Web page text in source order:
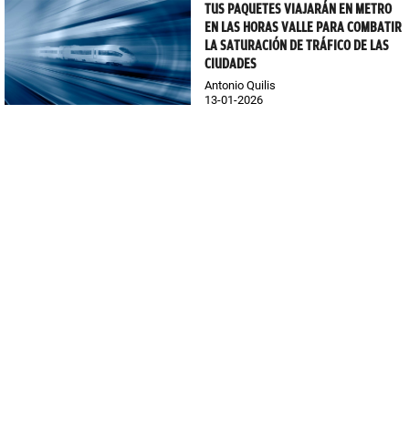
TUS PAQUETES VIAJARÁN EN METRO
EN LAS HORAS VALLE PARA COMBATIR
LA SATURACIÓN DE TRÁFICO DE LAS
CIUDADES
Antonio Quilis
13-01-2026